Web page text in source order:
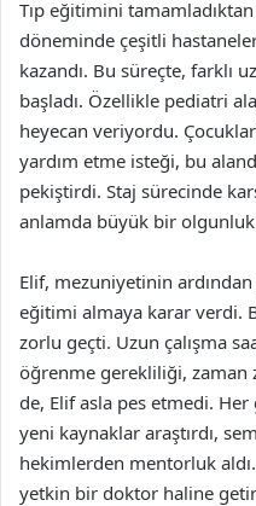
Tıp eğitimini
döneminde çeşitli
kazandı. Bu süreçte, farklı
başladı. Özellikle pediatri
heyecan veriyordu.
yardım etme isteği, bu
pekiştirdi. Staj sürecinde
anlamda büyük bir olgunluk
Elif, mezuniyetinin
eğitimi almaya karar verdi.
zorlu geçti. Uzun çalışma
öğrenme gerekliliği, zaman
de, Elif asla pes etmedi.
yeni kaynaklar araştırdı,
hekimlerden mentorluk
yetkin bir doktor haline